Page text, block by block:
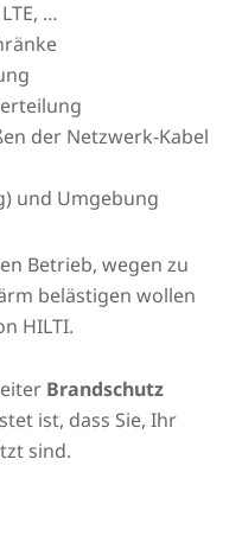
…
der Netzwerk-Kabel
und Umgebung
Betrieb, wegen zu
belästigen wollen
HILTI.
Brandschutz
ist, dass Sie, Ihr
sind.